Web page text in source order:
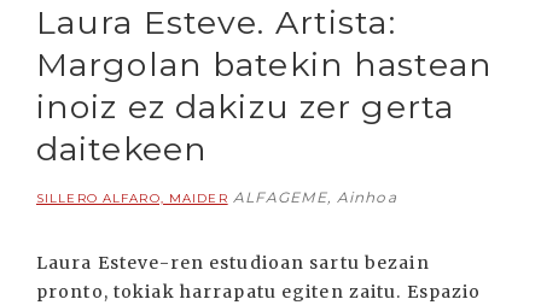
Laura Esteve. Artista:
Margolan batekin hastean
inoiz ez dakizu zer gerta
daitekeen
SILLERO ALFARO, MAIDER ALFAGEME, Ainhoa
Laura Esteve-ren estudioan sartu bezain
pronto, tokiak harrapatu egiten zaitu. Espazio